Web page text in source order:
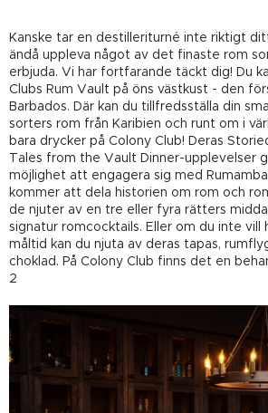
Kanske tar en destilleriturné inte riktigt
ändå uppleva något av det finaste rom
erbjuda. Vi har fortfarande täckt dig! Du
Clubs Rum Vault på öns västkust - den
Barbados. Där kan du tillfredsställa din
sorters rom från Karibien och runt om i
bara drycker på Colony Club! Deras
Tales from the Vault Dinner-upplevelser
möjlighet att engagera sig med
kommer att dela historien om rom och
de njuter av en tre eller fyra rätters
signatur romcocktails. Eller om du inte vill
måltid kan du njuta av deras tapas,
choklad. På Colony Club finns det en
2